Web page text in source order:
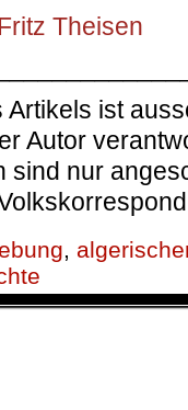
Theisen
ist
Autor
sind nur
,